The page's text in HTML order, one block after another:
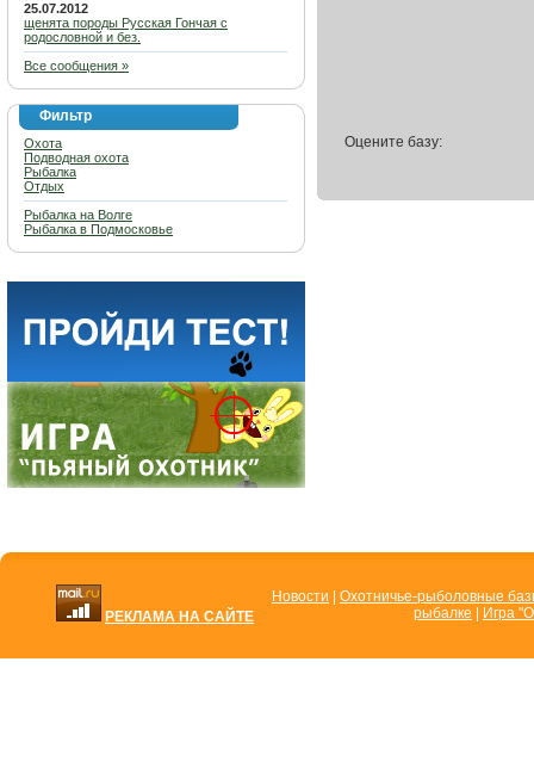
25.07.2012
щенята породы Русская Гончая с
родословной и без.
Все сообщения »
Фильтр
Охота
Подводная охота
Рыбалка
Отдых
Рыбалка на Волге
Рыбалка в Подмосковье
Оцените базу:
РЕКЛАМА НА САЙТЕ
Новости
Охотничье-рыболовные
рыбалке
Игра